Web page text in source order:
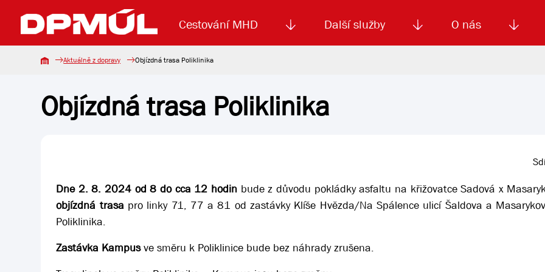
Cestování MHD
Uzavření mostu Dr. E. Beneše Koupit jízdenku Jízdné MHD
Další služby
Lanová dráha Reklama Smluvní doprava
O nás
Základní údaje Aktuality Výběrová řízení
Aktuálně z dopravy Objízdná trasa Poliklinika
Objízdná trasa Poliklinika
Dne 2. 8. 2024 od 8 do cca 12 hodin bude z důvodu pokládky asfaltu na křižovatce Sadová x
objízdná trasa pro linky 71, 77 a 81 od zastávky Klíše Hvězda/Na Spálence ulicí Šaldova a
Poliklinika.
Zastávka Kampusve směru k Poliklinice bude bez náhrady zrušena.